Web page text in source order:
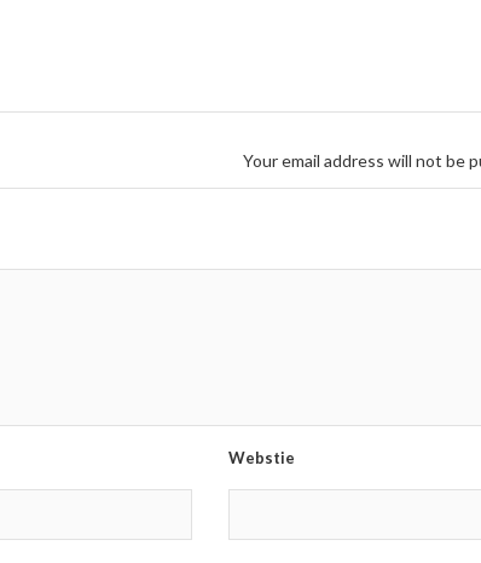
Your email address will not be
Webstie